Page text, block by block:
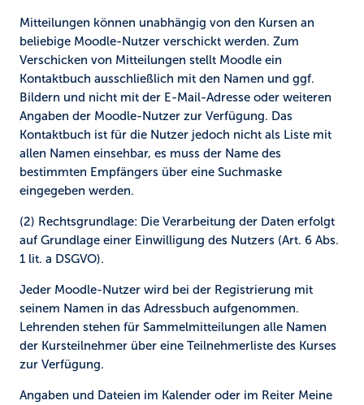
Mitteilungen können unabhängig von den Kursen an
beliebige Moodle-Nutzer verschickt werden. Zum
Verschicken von Mitteilungen stellt Moodle ein
Kontaktbuch ausschließlich mit den Namen und ggf.
Bildern und nicht mit der E-Mail-Adresse oder weiteren
Angaben der Moodle-Nutzer zur Verfügung. Das
Kontaktbuch ist für die Nutzer jedoch nicht als Liste mit
allen Namen einsehbar, es muss der Name des
bestimmten Empfängers über eine Suchmaske
eingegeben werden.
(2) Rechtsgrundlage: Die Verarbeitung der Daten erfolgt
auf Grundlage einer Einwilligung des Nutzers (Art. 6 Abs.
1 lit. a DSGVO).
Jeder Moodle-Nutzer wird bei der Registrierung mit
seinem Namen in das Adressbuch aufgenommen.
Lehrenden stehen für Sammelmitteilungen alle Namen
der Kursteilnehmer über eine Teilnehmerliste des Kurses
zur Verfügung.
Angaben und Dateien im Kalender oder im Reiter Meine